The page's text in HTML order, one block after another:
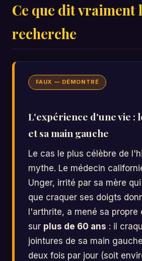
Ce que dit vraiment
recherche
FAUX — DÉMONTRÉ
L'expérience d'une vie :
et sa main gauche
Le cas le plus célèbre de
mythe. Le médecin
Unger, irrité par sa mère
que craquer ses doigts
l'arthrite, a mené sa propre
sur plus de 60 ans : il
jointures de sa main
deux fois par jour (soit